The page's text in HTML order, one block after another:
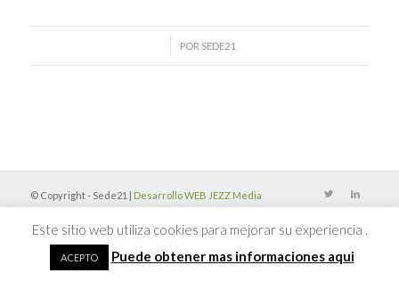
POR SEDE21
© Copyright - Sede21 | Desarrollo WEB JEZZ Media
Este sitio web utiliza cookies para mejorar su experiencia .
ACEPTO Puede obtener mas informaciones aqui